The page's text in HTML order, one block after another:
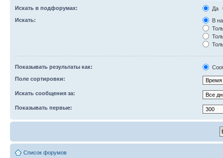
Искать в подфорумах:
Да
Искать:
В
Показывать результаты как:
Поле сортировки:
Искать сообщения за:
Показывать первые:
Список форумов